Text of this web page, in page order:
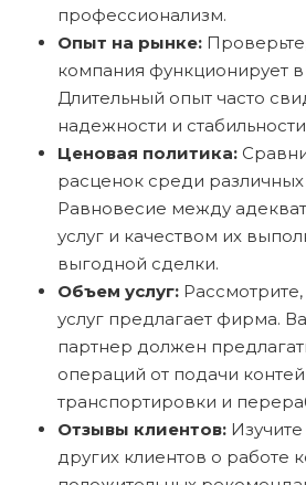
профессионализм.
Опыт на рынке:
компания функционирует
Длительный опыт часто
надежности и
Ценовая политика:
расценок среди различных
Равновесие между
услуг и качеством их
выгодной сделки.
Объем услуг:
услуг предлагает фирма.
партнер должен
операций от подачи
транспортировки и
Отзывы клиентов:
других клиентов о работе